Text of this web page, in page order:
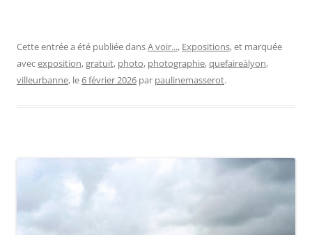
Cette entrée a été publiée dansA voir..., Expositions, et marquée
avecexposition,gratuit, photo, photographie,quefaireàlyon,
villeurbanne, le6 février 2026 par paulinemasserot.